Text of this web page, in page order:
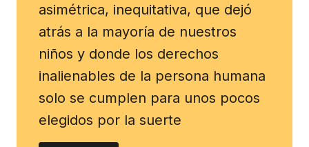
asimétrica, inequitativa, que dejó
atrás a la mayoría de nuestros
niños y donde los derechos
inalienables de la persona humana
solo se cumplen para unos pocos
elegidos por la suerte